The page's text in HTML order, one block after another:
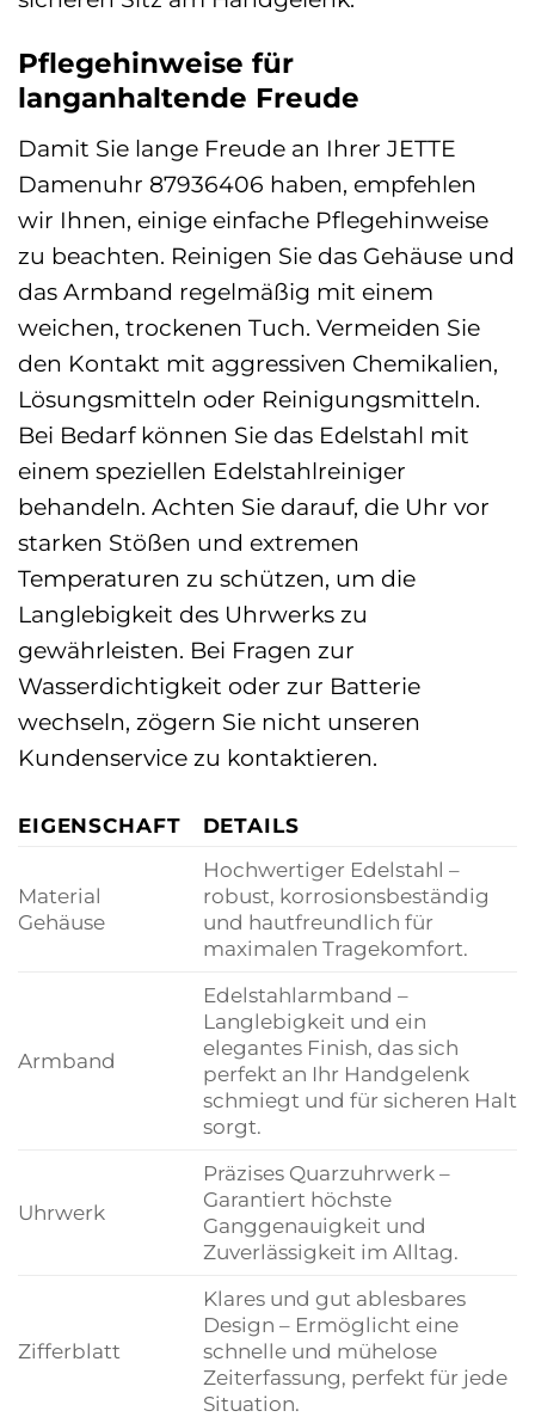
Pflegehinweise für
langanhaltende Freude
Damit Sie lange Freude an Ihrer JETTE
Damenuhr 87936406 haben, empfehlen
wir Ihnen, einige einfache Pflegehinweise
zu beachten. Reinigen Sie das Gehäuse und
das Armband regelmäßig mit einem
weichen, trockenen Tuch. Vermeiden Sie
den Kontakt mit aggressiven Chemikalien,
Lösungsmitteln oder Reinigungsmitteln.
Bei Bedarf können Sie das Edelstahl mit
einem speziellen Edelstahlreiniger
behandeln. Achten Sie darauf, die Uhr vor
starken Stößen und extremen
Temperaturen zu schützen, um die
Langlebigkeit des Uhrwerks zu
gewährleisten. Bei Fragen zur
Wasserdichtigkeit oder zur Batterie
wechseln, zögern Sie nicht unseren
Kundenservice zu kontaktieren.
EIGENSCHAFT DETAILS
Material
Gehäuse
Hochwertiger Edelstahl –
robust, korrosionsbeständig
und hautfreundlich für
maximalen Tragekomfort.
Armband
Edelstahlarmband –
Langlebigkeit und ein
elegantes Finish, das sich
perfekt an Ihr Handgelenk
schmiegt und für sicheren Halt
sorgt.
Uhrwerk
Präzises Quarzuhrwerk –
Garantiert höchste
Ganggenauigkeit und
Zuverlässigkeit im Alltag.
Zifferblatt
Klares und gut ablesbares
Design – Ermöglicht eine
schnelle und mühelose
Zeiterfassung, perfekt für jede
Situation.